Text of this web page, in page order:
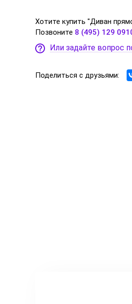
Хотите купить "Диван
Позвоните 8 (495) 129
Или задайте вопрос
Поделиться с друзьями: